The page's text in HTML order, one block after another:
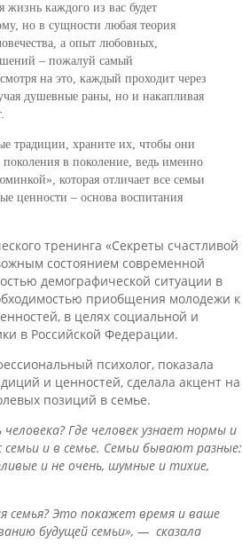
каждого из вас будет
но в сущности любая теория
а опыт любовных,
– пожалуй самый
на это, каждый проходит через
душевные раны, но и накапливая
традиции, храните их, чтобы они
поколения в поколение, ведь именно
которая отличает все семьи
ценности – основа воспитания
тренинга «Секреты счастливой
состоянием современной
демографической ситуации в
приобщения молодежи к
в целях социальной и
в Российской Федерации.
психолог, показала
и ценностей, сделала акцент на
позиций в семье.
Где человек узнает нормы и
семьи и в семье. Семьи бывают разные:
и не очень, шумные и тихие,
семья? Это покажет время и ваше
будущей семьи», — сказала